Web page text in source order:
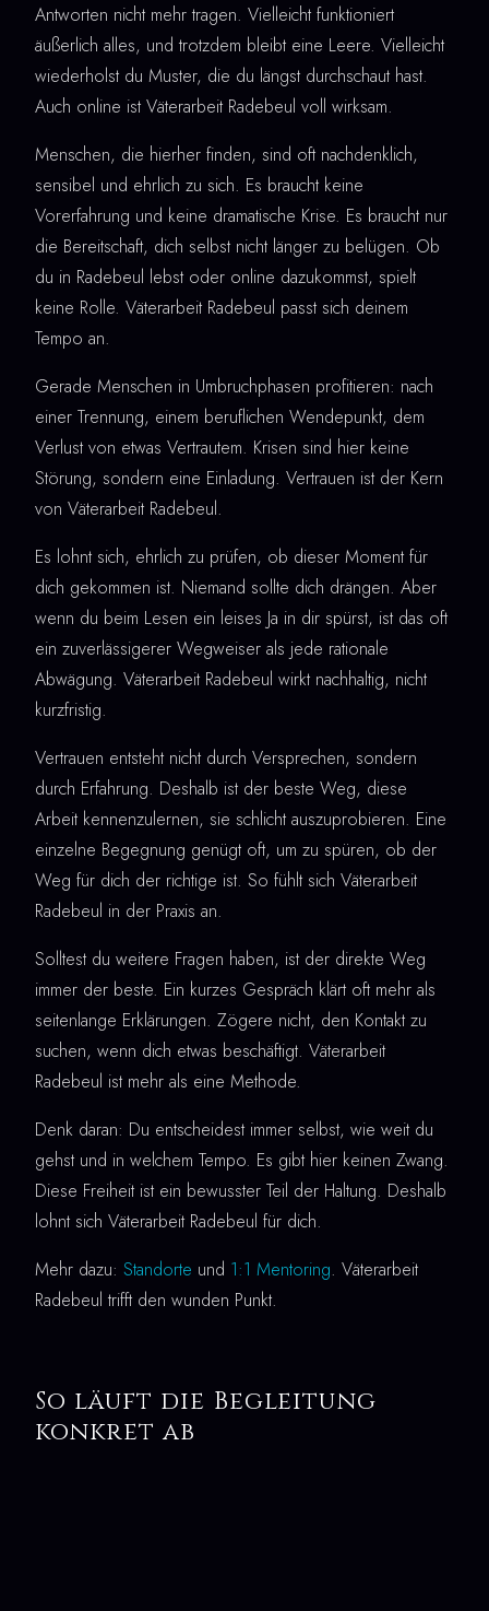
Antworten nicht mehr tragen. Vielleicht funktioniert
äußerlich alles, und trotzdem bleibt eine Leere. Vielleicht
wiederholst du Muster, die du längst durchschaut hast.
Auch online ist Väterarbeit Radebeul voll wirksam.
Menschen, die hierher finden, sind oft nachdenklich,
sensibel und ehrlich zu sich. Es braucht keine
Vorerfahrung und keine dramatische Krise. Es braucht nur
die Bereitschaft, dich selbst nicht länger zu belügen. Ob
du in Radebeul lebst oder online dazukommst, spielt
keine Rolle. Väterarbeit Radebeul passt sich deinem
Tempo an.
Gerade Menschen in Umbruchphasen profitieren: nach
einer Trennung, einem beruflichen Wendepunkt, dem
Verlust von etwas Vertrautem. Krisen sind hier keine
Störung, sondern eine Einladung. Vertrauen ist der Kern
von Väterarbeit Radebeul.
Es lohnt sich, ehrlich zu prüfen, ob dieser Moment für
dich gekommen ist. Niemand sollte dich drängen. Aber
wenn du beim Lesen ein leises Ja in dir spürst, ist das oft
ein zuverlässigerer Wegweiser als jede rationale
Abwägung. Väterarbeit Radebeul wirkt nachhaltig, nicht
kurzfristig.
Vertrauen entsteht nicht durch Versprechen, sondern
durch Erfahrung. Deshalb ist der beste Weg, diese
Arbeit kennenzulernen, sie schlicht auszuprobieren. Eine
einzelne Begegnung genügt oft, um zu spüren, ob der
Weg für dich der richtige ist. So fühlt sich Väterarbeit
Radebeul in der Praxis an.
Solltest du weitere Fragen haben, ist der direkte Weg
immer der beste. Ein kurzes Gespräch klärt oft mehr als
seitenlange Erklärungen. Zögere nicht, den Kontakt zu
suchen, wenn dich etwas beschäftigt. Väterarbeit
Radebeul ist mehr als eine Methode.
Denk daran: Du entscheidest immer selbst, wie weit du
gehst und in welchem Tempo. Es gibt hier keinen Zwang.
Diese Freiheit ist ein bewusster Teil der Haltung. Deshalb
lohnt sich Väterarbeit Radebeul für dich.
Mehr dazu: Standorte und 1:1 Mentoring. Väterarbeit
Radebeul trifft den wunden Punkt.
So läuft die Begleitung
konkret ab